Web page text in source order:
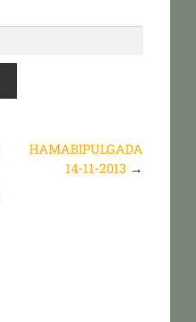
HAMABIPULGADA
14-11-2013 →